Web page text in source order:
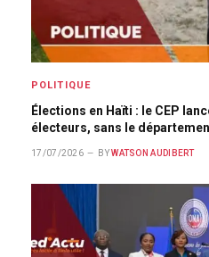
POLITIQUE
Élections en Haïti : le CEP
électeurs, sans le
17/07/2026 BY WATSON AUDIBERT